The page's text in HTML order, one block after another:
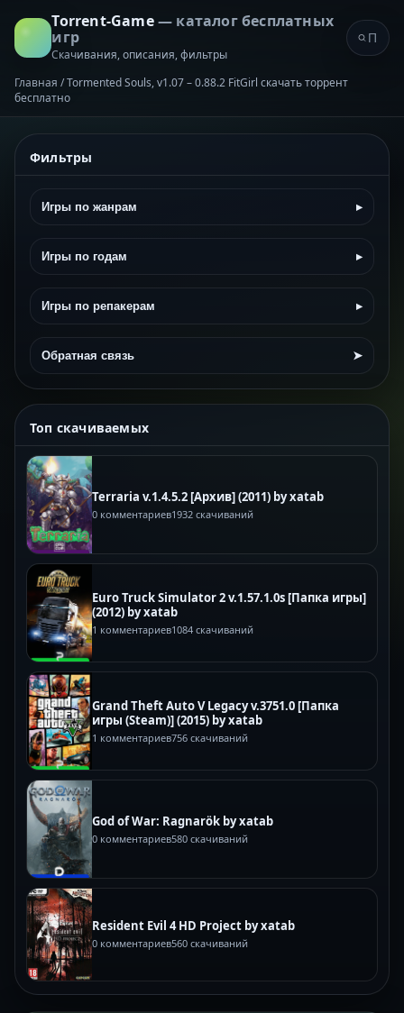
Torrent-Game— каталог бесплатных
игр
Скачивания, описания, фильтры
Главная /Tormented Souls, v1.07 – 0.88.2 FitGirl скачать торрент
бесплатно
Фильтры
Игры по жанрам ▸
Игры по годам ▸
Игры по репакерам ▸
Обратная связь ➤
Топ скачиваемых
Terraria v.1.4.5.2 [Архив] (2011) by xatab
0 комментариев1932 скачиваний
Euro Truck Simulator 2 v.1.57.1.0s [Папка игры]
(2012) by xatab
1 комментариев1084 скачиваний
Grand Theft Auto V Legacy v.3751.0 [Папка
игры (Steam)] (2015) by xatab
1 комментариев756 скачиваний
God of War: Ragnarök by xatab
0 комментариев580 скачиваний
Resident Evil 4 HD Project by xatab
0 комментариев560 скачиваний